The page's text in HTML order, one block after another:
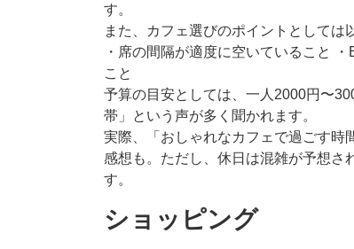
す。
また、カフェ選びのポイントとしては
・席の間隔が適度に空いていること
こと
予算の目安としては、一人2000円〜
帯」という声が多く聞かれます。
実際、「おしゃれなカフェで過ごす時
感想も。ただし、休日は混雑が予想さ
す。
ショッピング